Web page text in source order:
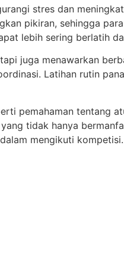
stres dan
pikiran, sehingga
lebih sering berlatih
juga menawarkan
Latihan rutin
pemahaman tentang
yang tidak hanya
mengikuti kompetisi.